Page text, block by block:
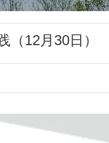
12月30日）